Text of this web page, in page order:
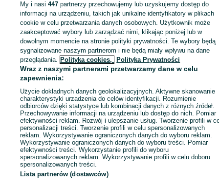
Zaloguj się lub załóż konto na OLX, aby skontaktować się z
sprzedającym
Zaloguj się / Załóż konto
Zadzwoń / SMS Wyślij wiadomość
My i nasi447 partnerzy przechowujemy lub uzyskujemy dostęp do
informacji na urządzeniu, takich jak unikalne identyfikatory w plikach
cookie w celu przetwarzania danych osobowych. Użytkownik może
zaakceptować wybory lub zarządzać nimi, klikając poniżej lub w
dowolnym momencie na stronie polityki prywatności. Te wybory będą
sygnalizowane naszym partnerom i nie będą miały wpływu na dane
przeglądania. Polityka cookies, Polityka Prywatności
Wraz z naszymi partnerami przetwarzamy dane w celu
zapewnienia:
Użycie dokładnych danych geolokalizacyjnych. Aktywne skanowanie
charakterystyki urządzenia do celów identyfikacji. Rozumienie
odbiorców dzięki statystyce lub kombinacji danych z różnych źródeł.
Przechowywanie informacji na urządzeniu lub dostęp do nich. Pomiar
efektywności reklam. Rozwój i ulepszanie usług. Tworzenie profili w
personalizacji treści. Tworzenie profili w celu spersonalizowanych
reklam. Wykorzystywanie ograniczonych danych do wyboru reklam.
Wykorzystywanie ograniczonych danych do wyboru treści. Pomiar
efektywności treści. Wykorzystanie profili do wyboru
spersonalizowanych reklam. Wykorzystywanie profili w celu doboru
spersonalizowanych treści.
Lista partnerów (dostawców)